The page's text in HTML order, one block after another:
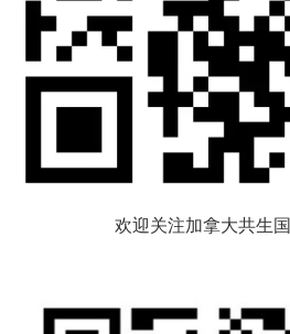
欢迎关注加拿大共生